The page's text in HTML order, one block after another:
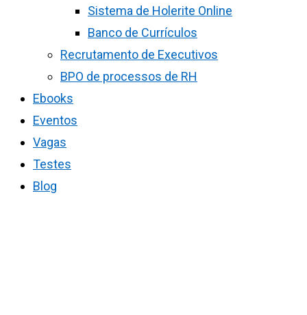
Sistema de Holerite Online
Banco de Currículos
Recrutamento de Executivos
BPO de processos de RH
Ebooks
Eventos
Vagas
Testes
Blog